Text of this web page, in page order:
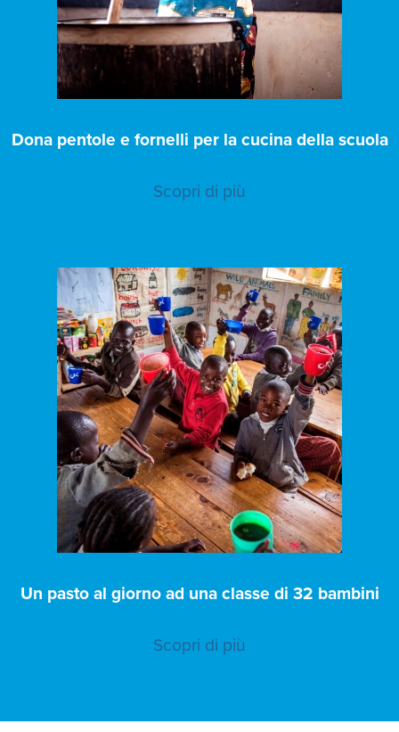
Dona pentole e fornelli per la cucina della scuola
Scopri di più
Un pasto al giorno ad una classe di 32 bambini
Scopri di più